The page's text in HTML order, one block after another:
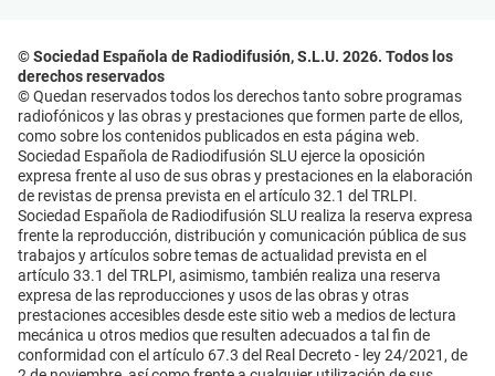
© Sociedad Española de Radiodifusión, S.L.U. 2026. Todos los
derechos reservados
© Quedan reservados todos los derechos tanto sobre programas
radiofónicos y las obras y prestaciones que formen parte de ellos,
como sobre los contenidos publicados en esta página web.
Sociedad Española de Radiodifusión SLU ejerce la oposición
expresa frente al uso de sus obras y prestaciones en la elaboración
de revistas de prensa prevista en el artículo 32.1 del TRLPI.
Sociedad Española de Radiodifusión SLU realiza la reserva expresa
frente la reproducción, distribución y comunicación pública de sus
trabajos y artículos sobre temas de actualidad prevista en el
artículo 33.1 del TRLPI, asimismo, también realiza una reserva
expresa de las reproducciones y usos de las obras y otras
prestaciones accesibles desde este sitio web a medios de lectura
mecánica u otros medios que resulten adecuados a tal fin de
conformidad con el artículo 67.3 del Real Decreto - ley 24/2021, de